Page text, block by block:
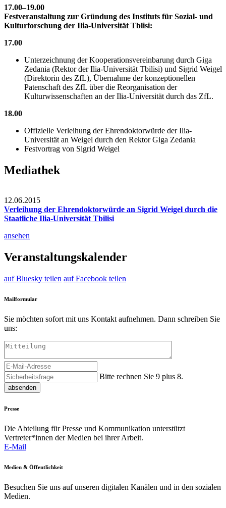
17.00–19.00
Festveranstaltung zur Gründung des Instituts für Sozial- und
Kulturforschung der Ilia-Universität Tblisi:
17.00
Unterzeichnung der Kooperationsvereinbarung durch Giga
Zedania (Rektor der Ilia-Universität Tbilisi) und Sigrid Weigel
(Direktorin des ZfL), Übernahme der konzeptionellen
Patenschaft des ZfL über die Reorganisation der
Kulturwissenschaften an der Ilia-Universität durch das ZfL.
18.00
Offizielle Verleihung der Ehrendoktorwürde der Ilia-
Universität an Weigel durch den Rektor Giga Zedania
Festvortrag von Sigrid Weigel
Mediathek
12.06.2015
Verleihung der Ehrendoktorwürde an Sigrid Weigel durch die
Staatliche Ilia-Universität Tbilisi
ansehen
Veranstaltungskalender
auf Bluesky teilen auf Facebook teilen
Mailformular
Sie möchten sofort mit uns Kontakt aufnehmen. Dann schreiben Sie
uns:
Bitte rechnen Sie 9 plus 8.
absenden
Presse
Die Abteilung für Presse und Kommunikation unterstützt
Vertreter*innen der Medien bei ihrer Arbeit.
E-Mail
Medien & Öffentlichkeit
Besuchen Sie uns auf unseren digitalen Kanälen und in den sozialen
Medien.